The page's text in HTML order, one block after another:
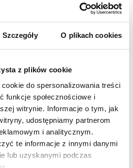
Szczegóły O plikach cookies
z plików cookie
do spersonalizowania treści
funkcje społecznościowe i
witrynie. Informacje o tym, jak
udostępniamy partnerom
i analitycznym.
te informacje z innymi danymi
lub uzyskanymi podczas